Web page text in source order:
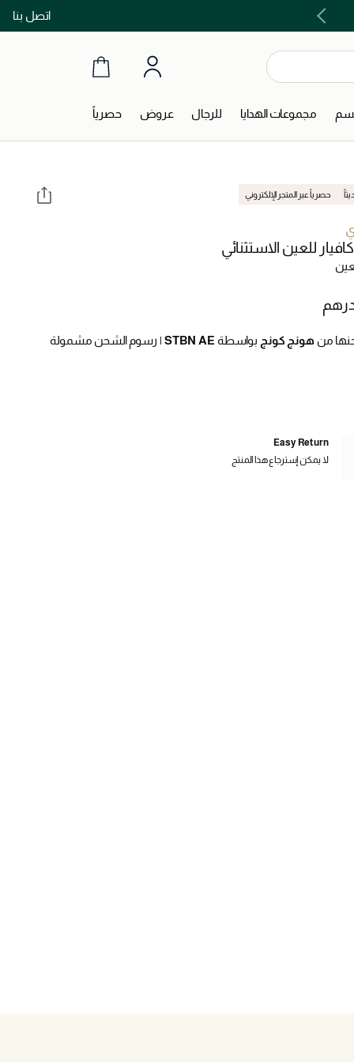
اتصل بنااشتري الآن و ادفع لاحقاً مع تابي و تمارا!
مجموعات الهدايا للرجال عروض حصرياً
حصرياً عبر المتجر الإلكتروني
للعين الاستثنائي
من هونج كونج بواسطةSTBN AE
| رسوم الشحن مشمولة
Easy Return
لا يمكن إسترجاع هذا المنتج